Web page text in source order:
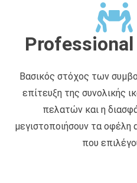
Βασικός στόχος των
επίτευξη της συνολικής
πελατών και η
μεγιστοποιήσουν τα οφέλη
που